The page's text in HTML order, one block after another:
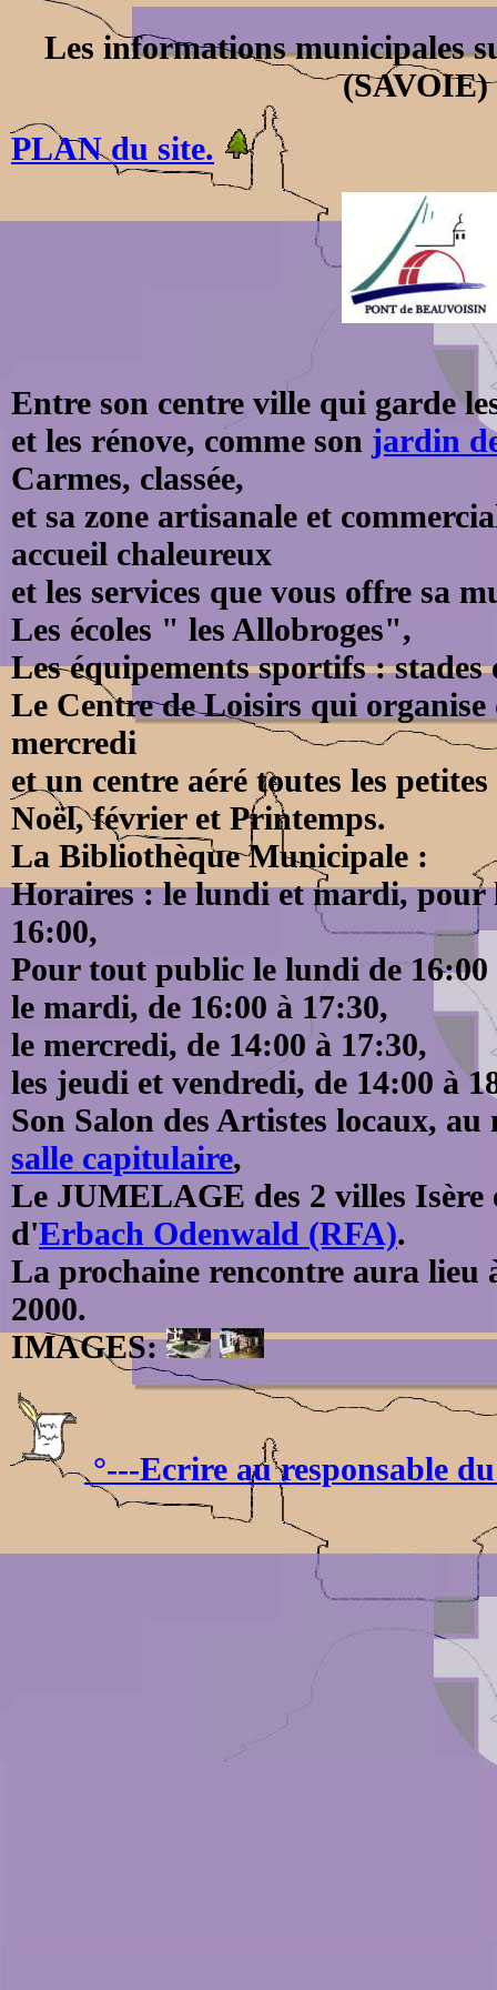
Les informations municipales
(SAVOIE)
PLAN du site.
Entre son centre ville qui garde
et les rénove, comme son jardin
Carmes, classée,
et sa zone artisanale et
accueil chaleureux
et les services que vous offre sa
Les écoles " les Allobroges",
Les équipements sportifs : stades
Le Centre de Loisirs qui organise
mercredi
et un centre aéré toutes les
Noël, février et Printemps.
La Bibliothèque Municipale :
Horaires : le lundi et mardi, pour
16:00,
Pour tout public le lundi de 16:00
le mardi, de 16:00 à 17:30,
le mercredi, de 14:00 à 17:30,
les jeudi et vendredi, de 14:00 à
Son Salon des Artistes locaux, au
salle capitulaire,
Le JUMELAGE des 2 villes Isère
d'Erbach Odenwald (RFA).
La prochaine rencontre aura lieu
2000.
IMAGES:
°---Ecrire au responsable